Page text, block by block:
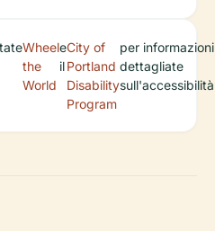
Wheel
the
World
e
il
City of
Portland
Disability
Program
per informazioni
dettagliate